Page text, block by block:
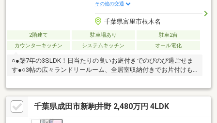
その他の交通
千葉県富里市根木名
2階建て 駐車場あり
駐車2台
カウンターキッチン
システムキッチン オール電化
○●築7年の3SLDK！日当たりの良いお庭付きでのびのび過ごせま
す●○3帖の広々ランドリールーム、全居室収納付きでお片付けも
千葉県成田市新駒井野 2,480万円 4LDK